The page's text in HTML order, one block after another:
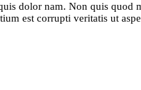
dolor nam. Non quis quod
est corrupti veritatis ut